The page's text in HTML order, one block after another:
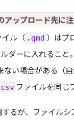
アップロード先に
ル（ .qmd ）はプ
ダーに入れること。
い場合がある（
ファイルを同じ
るが、ファイルシ